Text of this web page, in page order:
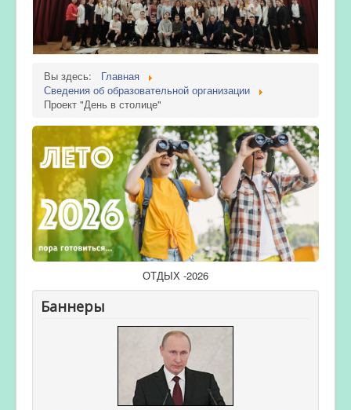
Вы здесь:
Главная
Сведения об образовательной организации
Проект "День в столице"
ОТДЫХ -2026
Баннеры